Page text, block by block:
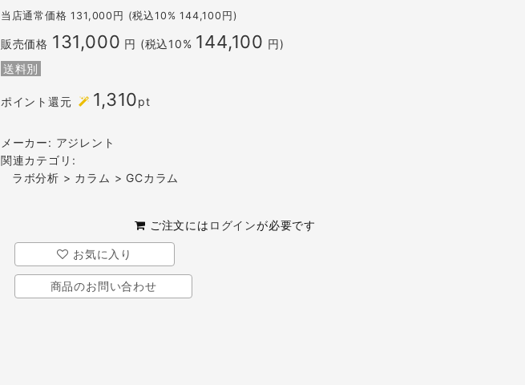
当店通常価格 131,000 円 (税込10%144,100 円)
販売価格 131,000 円 (税込10% 144,100 円)
送料別
ポイント還元 1,310pt
メーカー: アジレント
関連カテゴリ:
ラボ分析 > カラム > GCカラム
ご注文には ログインが必要です
お気に入り
商品のお問い合わせ